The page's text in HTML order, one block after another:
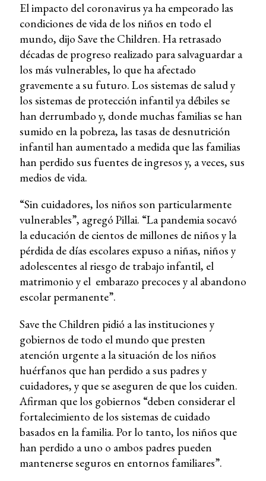
El impacto del coronavirus ya ha empeorado las
condiciones de vida de los niños en todo el
mundo, dijo Save the Children. Ha retrasado
décadas de progreso realizado para salvaguardar a
los más vulnerables, lo que ha afectado
gravemente a su futuro. Los sistemas de salud y
los sistemas de protección infantil ya débiles se
han derrumbado y, donde muchas familias se han
sumido en la pobreza, las tasas de desnutrición
infantil han aumentado a medida que las familias
han perdido sus fuentes de ingresos y, a veces, sus
medios de vida.
“Sin cuidadores, los niños son particularmente
vulnerables”, agregó Pillai. “La pandemia socavó
la educación de cientos de millones de niños y la
pérdida de días escolares expuso a niñas, niños y
adolescentes al riesgo de trabajo infantil, el
matrimonio y el embarazo precoces y al abandono
escolar permanente”.
Save the Children pidió a las instituciones y
gobiernos de todo el mundo que presten
atención urgente a la situación de los niños
huérfanos que han perdido a sus padres y
cuidadores, y que se aseguren de que los cuiden.
Afirman que los gobiernos “deben considerar el
fortalecimiento de los sistemas de cuidado
basados ​​en la familia. Por lo tanto, los niños que
han perdido a uno o ambos padres pueden
mantenerse seguros en entornos familiares”.